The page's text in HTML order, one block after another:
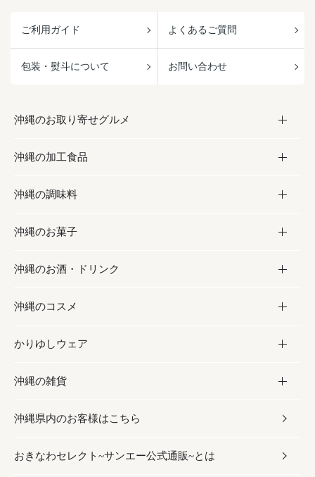
ご利用ガイド よくあるご質問
包装・熨斗について お問い合わせ
沖縄のお取り寄せグルメ
お取り寄せグルメ
フルーツ・野菜
お肉
海産物
沖縄の加工食品
加工食品
缶詰／パウチ
沖縄料理
沖縄そば／乾麺
レトルト食品
乾物／粉類
沖縄の調味料
調味料
砂糖／黒砂糖
塩
お酢／ドレッシング
しょうゆ
みそ
だし／スパイス／島唐辛子
沖縄のお菓子
お菓子
黒糖
ちんすこう
伝統菓子
スナック
おつまみ
沖縄のお酒・ドリンク
お酒・ドリンク
泡盛
ビール・チューハイ
ワイン・ウィスキー・カクテル
ドリンク
沖縄のコスメ
コスメ
スキンケア
ボディケア
ヘアケア
かりゆしウェア
かりゆしウェア
メンズ
レディース
沖縄の雑貨
雑貨
沖縄ファッション
沖縄県内のお客様はこちら
おきなわセレクト~サンエー公式通販~とは